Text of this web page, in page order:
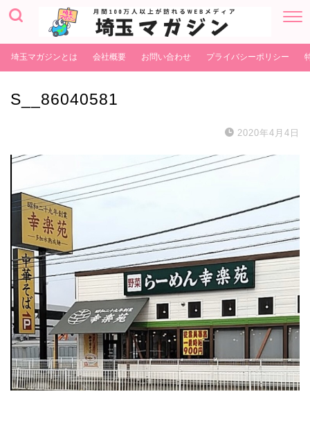
埼玉マガジンとは 会社概要 お問い合わせ プライバシーポリシー
S__86040581
2020年4月4日